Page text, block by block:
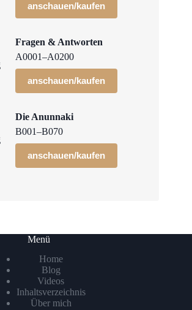
anschauen/kaufen
Fragen & Antworten
A0001–A0200
anschauen/kaufen
Die Anunnaki
B001–B070
anschauen/kaufen
Menü
Home
Blog
Videos
Inhaltsverzeichnis
Über mich